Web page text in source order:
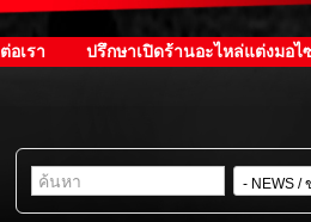
อเรา ปรึกษาเปิดร้านอะไหล่แต่งมอไ